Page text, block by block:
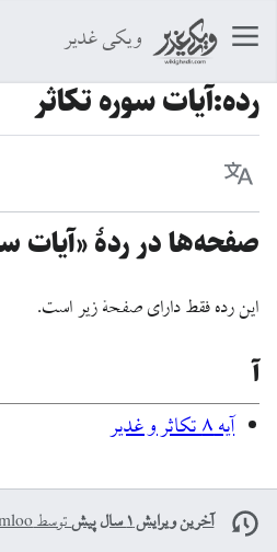
ویکی غدیر
رده:آیات سوره تکاثر
زبان
صفحه‌ها در ردهٔ «آیات
این رده فقط دارای صفحهٔ زیر است.
آ
آيه ۸ تکاثر و غدیر
آخرین ویرایش ۱ سال پیش توسط